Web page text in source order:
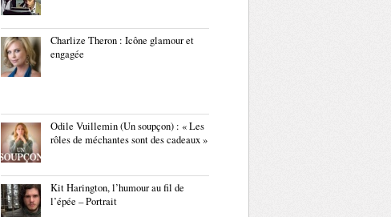
Charlize Theron : Icône glamour et
engagée
Odile Vuillemin (Un soupçon) : « Les
rôles de méchantes sont des cadeaux »
Kit Harington, l’humour au fil de
l’épée – Portrait